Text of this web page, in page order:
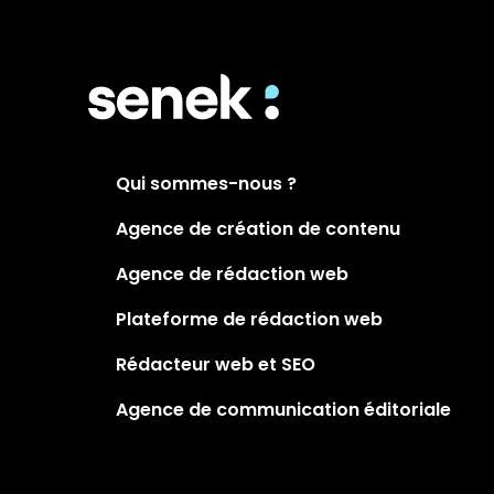
Qui sommes-nous ?
Agence de création de contenu
Agence de rédaction web
Plateforme de rédaction web
Rédacteur web et SEO
Agence de communication éditoriale